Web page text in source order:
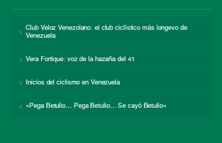
Club Veloz Venezolano: el club ciclístico más longevo de
Venezuela
Vera Fortique: voz de la hazaña del 41
Inicios del ciclismo en Venezuela
«Pega Betulio… Pega Betulio… Se cayó Betulio»